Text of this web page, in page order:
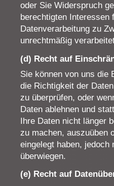
oder Sie Widerspruch
berechtigten Interessen
Datenverarbeitung zu
unrechtmäßig
(d) Recht auf
Sie können von uns die
die Richtigkeit der
zu überprüfen, oder
Daten ablehnen und
Ihre Daten nicht länger
zu machen, auszuüben
eingelegt haben,
überwiegen.
(e) Recht auf